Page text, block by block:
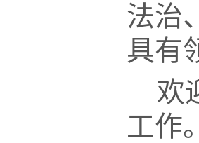
法治
具有
欢
工作